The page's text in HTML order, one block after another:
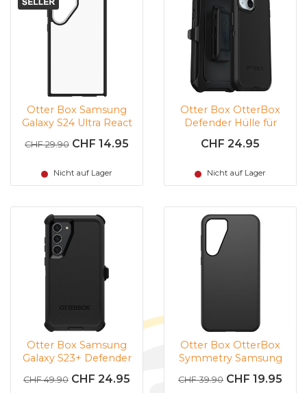
Otter Box Samsung
Galaxy S24 Ultra React
Transparent)
CHF 29.90 CHF 14.95
Nicht auf Lager
Otter Box OtterBox
Defender Hülle für
CHF 24.95
Nicht auf Lager
Otter Box Samsung
Galaxy S23+ Defender
CHF 49.90 CHF 24.95
Otter Box OtterBox
Symmetry Samsung
CHF 39.90 CHF 19.95